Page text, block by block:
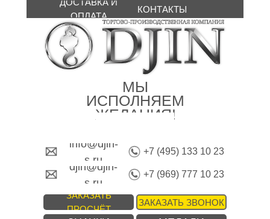
МЫ
ИСПОЛНЯЕМ
ЖЕЛАНИЯ!
ЗАКАЗАТЬ
ПРОСЧЁТ
+7 (969) 777 10 23
+7 (495) 133 10 23
ЗАКАЗАТЬ ЗВОНОК
ДОСТАВКА И
ОПЛАТА
КОНТАКТЫ
info@djin-
s.ru
djin@djin-
s.ru